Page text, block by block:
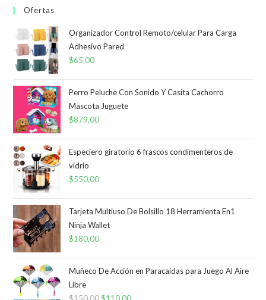
Ofertas
Organizador Control Remoto/celular Para Carga
Adhesivo Pared
$65,00
Perro Peluche Con Sonido Y Casita Cachorro
Mascota Juguete
$879,00
Especiero giratorio 6 frascos condimenteros de
vidrio
$550,00
Tarjeta Multiuso De Bolsillo 18 Herramienta En1
Ninja Wallet
$180,00
Muñeco De Acción en Paracaídas para Juego Al Aire
Libre